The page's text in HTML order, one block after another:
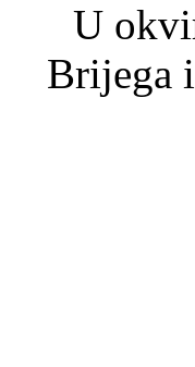
U
Brijega